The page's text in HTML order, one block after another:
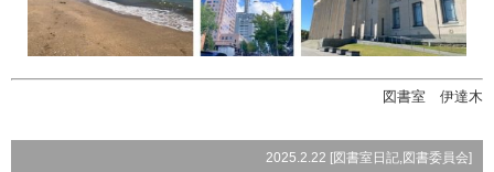
図書室 伊達木
2025.2.22 [図書室日記,図書委員会]